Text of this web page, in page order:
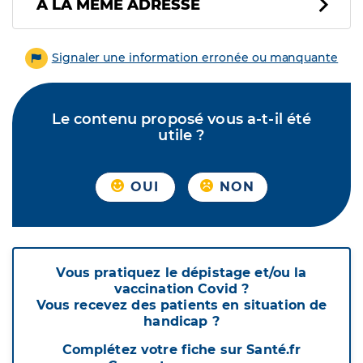
À LA MÊME ADRESSE
Signaler une information erronée ou manquante
Le contenu proposé vous a-t-il été
utile ?
OUI NON
Vous pratiquez le dépistage et/ou la
vaccination Covid ?
Vous recevez des patients en situation de
handicap ?
Complétez votre fiche sur Santé.fr